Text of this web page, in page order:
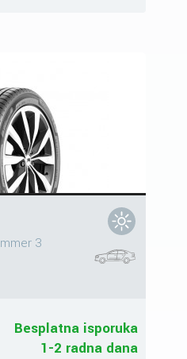
3
Besplatna isporuka
1-2 radna dana